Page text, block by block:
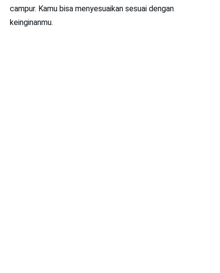
campur. Kamu bisa menyesuaikan sesuai dengan
keinginanmu.